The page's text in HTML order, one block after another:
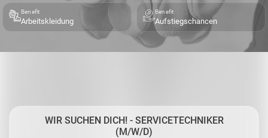
Benefit
Arbeitskleidung
Benefit
Aufstiegschancen
WIR SUCHEN DICH! - SERVICETECHNIKER
(M/W/D)